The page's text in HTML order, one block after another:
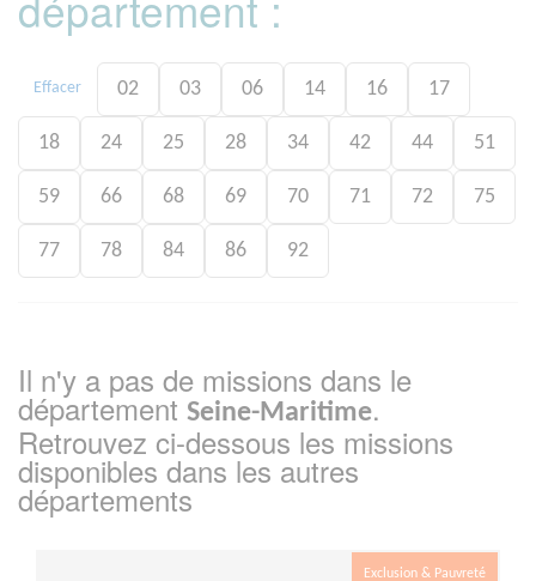
Effacer 02 03 06 14 16 17
18 24 25 28 34 42 44 51
59 66 68 69 70 71 72 75
77 78 84 86 92
Il n'y a pas de missions dans le
département Seine-Maritime.
Retrouvez ci-dessous les missions
disponibles dans les autres
départements
Exclusion & Pauvreté